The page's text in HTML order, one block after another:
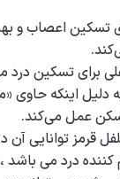
تسکین اعصاب و
برای تسکین
دلیل اینکه
عمل می‌کند.
قرمز توانایی
درد می باشد